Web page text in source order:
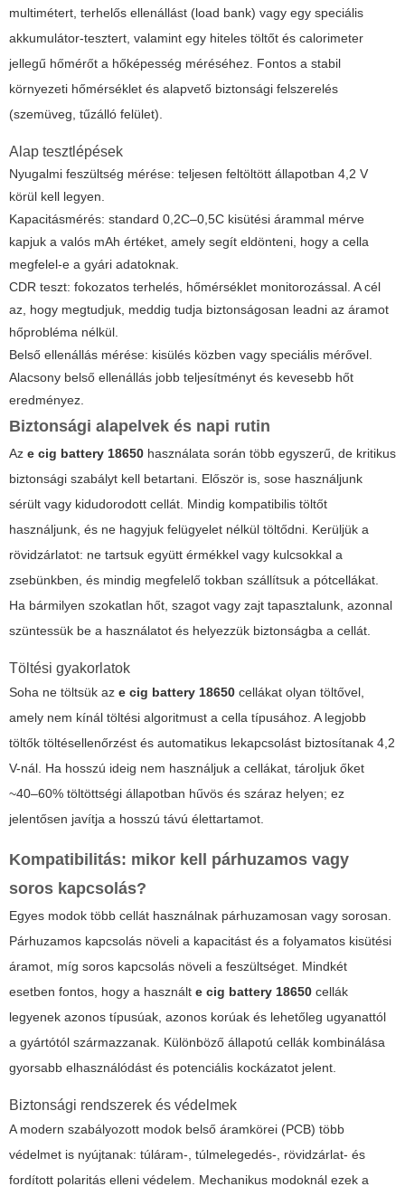
multimétert, terhelős ellenállást (load bank) vagy egy speciális
akkumulátor-tesztert, valamint egy hiteles töltőt és calorimeter
jellegű hőmérőt a hőképesség méréséhez. Fontos a stabil
környezeti hőmérséklet és alapvető biztonsági felszerelés
(szemüveg, tűzálló felület).
Alap tesztlépések
Nyugalmi feszültség mérése: teljesen feltöltött állapotban 4,2 V
körül kell legyen.
Kapacitásmérés: standard 0,2C–0,5C kisütési árammal mérve
kapjuk a valós mAh értéket, amely segít eldönteni, hogy a cella
megfelel-e a gyári adatoknak.
CDR teszt: fokozatos terhelés, hőmérséklet monitorozással. A cél
az, hogy megtudjuk, meddig tudja biztonságosan leadni az áramot
hőprobléma nélkül.
Belső ellenállás mérése: kisülés közben vagy speciális mérővel.
Alacsony belső ellenállás jobb teljesítményt és kevesebb hőt
eredményez.
Biztonsági alapelvek és napi rutin
Az e cig battery 18650 használata során több egyszerű, de kritikus
biztonsági szabályt kell betartani. Először is, sose használjunk
sérült vagy kidudorodott cellát. Mindig kompatibilis töltőt
használjunk, és ne hagyjuk felügyelet nélkül töltődni. Kerüljük a
rövidzárlatot: ne tartsuk együtt érmékkel vagy kulcsokkal a
zsebünkben, és mindig megfelelő tokban szállítsuk a pótcellákat.
Ha bármilyen szokatlan hőt, szagot vagy zajt tapasztalunk, azonnal
szüntessük be a használatot és helyezzük biztonságba a cellát.
Töltési gyakorlatok
Soha ne töltsük az e cig battery 18650 cellákat olyan töltővel,
amely nem kínál töltési algoritmust a cella típusához. A legjobb
töltők töltésellenőrzést és automatikus lekapcsolást biztosítanak 4,2
V-nál. Ha hosszú ideig nem használjuk a cellákat, tároljuk őket
~40–60% töltöttségi állapotban hűvös és száraz helyen; ez
jelentősen javítja a hosszú távú élettartamot.
Kompatibilitás: mikor kell párhuzamos vagy
soros kapcsolás?
Egyes modok több cellát használnak párhuzamosan vagy sorosan.
Párhuzamos kapcsolás növeli a kapacitást és a folyamatos kisütési
áramot, míg soros kapcsolás növeli a feszültséget. Mindkét
esetben fontos, hogy a használt e cig battery 18650 cellák
legyenek azonos típusúak, azonos korúak és lehetőleg ugyanattól
a gyártótól származzanak. Különböző állapotú cellák kombinálása
gyorsabb elhasználódást és potenciális kockázatot jelent.
Biztonsági rendszerek és védelmek
A modern szabályozott modok belső áramkörei (PCB) több
védelmet is nyújtanak: túláram-, túlmelegedés-, rövidzárlat- és
fordított polaritás elleni védelem. Mechanikus modoknál ezek a